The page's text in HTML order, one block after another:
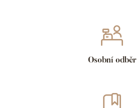
Osobní odběr